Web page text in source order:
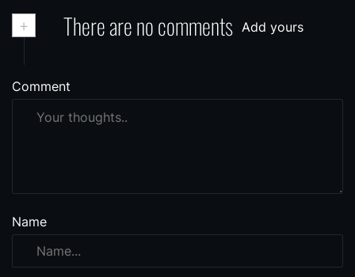
+ There are no comments Add yours
Comment
Name